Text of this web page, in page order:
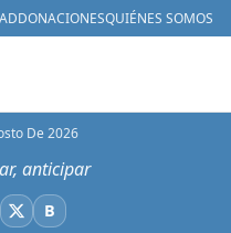
DONACIONESQUIÉNES SOMOS
De 2026
anticipar
X BBluesky